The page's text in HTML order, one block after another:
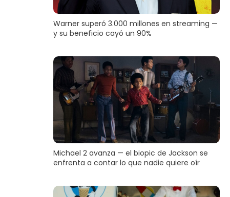
Warner superó 3.000 millones en streaming —
y su beneficio cayó un 90%
Michael 2 avanza — el biopic de Jackson se
enfrenta a contar lo que nadie quiere oír